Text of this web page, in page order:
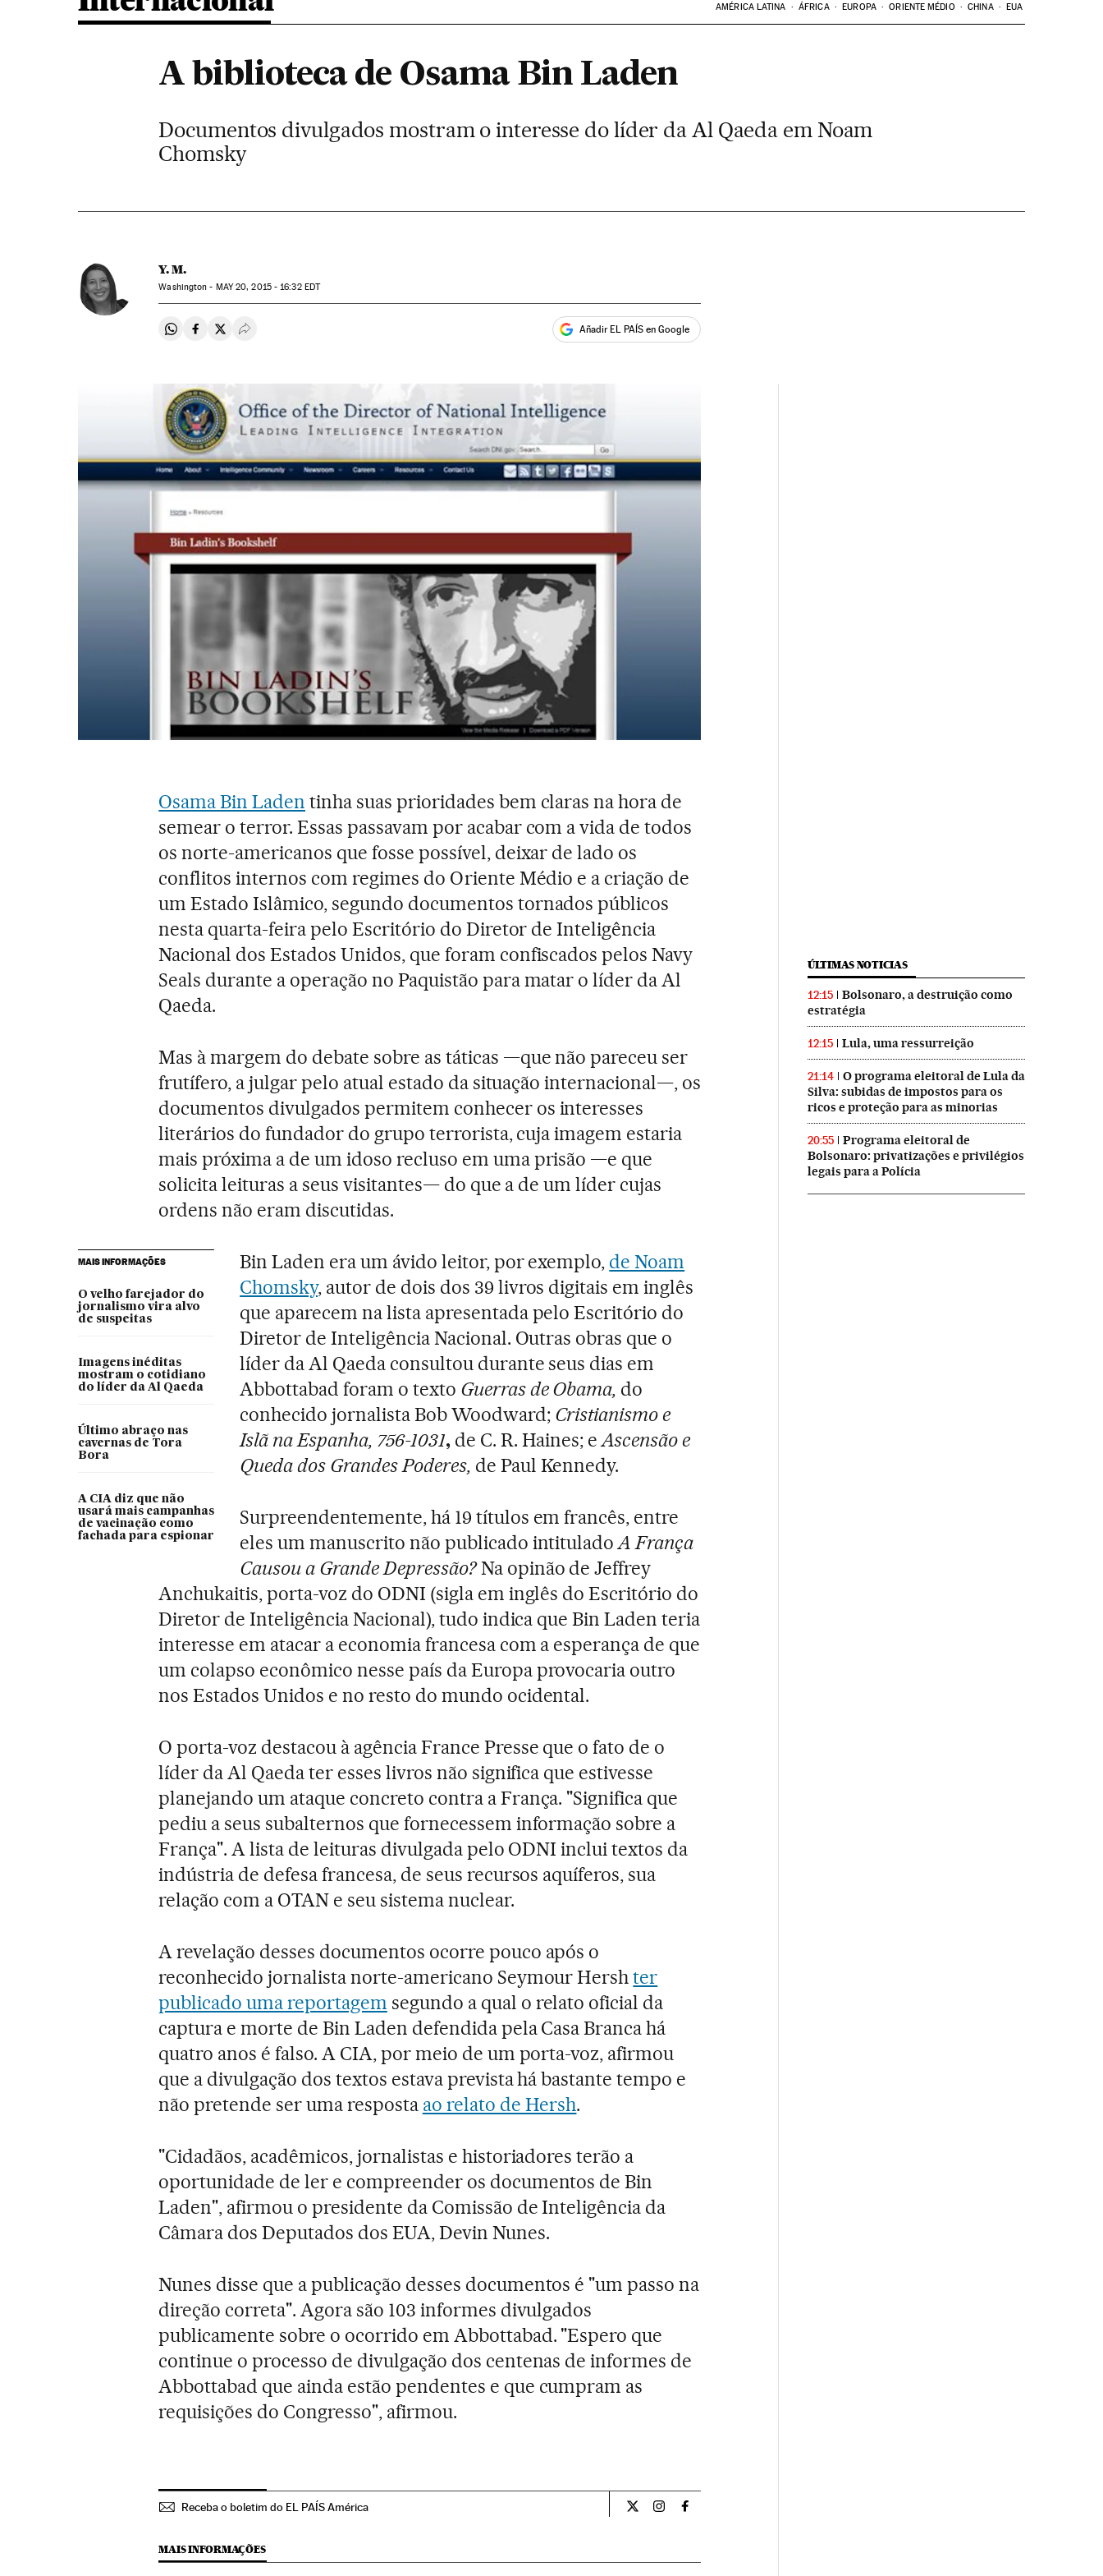
AMÉRICA LATINA ÁFRICA EUROPA ORIENTE MÉDIO CHINA EUA
A biblioteca de Osama Bin Laden
Documentos divulgados mostram o interesse do líder da Al Qaeda em Noam
Chomsky
Y. M.
Washington - MAY20, 2015 - 16:32EDT
Compartir en Whatsapp
Compartir en Facebook
Compartir en Twitter
Desplegar Redes Sociales Añadir EL PAÍS en Google
Osama Bin Laden tinha suas prioridades bem claras na hora de
semear o terror. Essas passavam por acabar com a vida de todos
os norte-americanos que fosse possível, deixar de lado os
conflitos internos com regimes do Oriente Médio e a criação de
um Estado Islâmico, segundo documentos tornados públicos
nesta quarta-feira pelo Escritório do Diretor de Inteligência
Nacional dos Estados Unidos, que foram confiscados pelos Navy
Seals durante a operação no Paquistão para matar o líder da Al
Qaeda.
Mas à margem do debate sobre as táticas —que não pareceu ser
frutífero, a julgar pelo atual estado da situação internacional—, os
documentos divulgados permitem conhecer os interesses
literários do fundador do grupo terrorista, cuja imagem estaria
mais próxima a de um idoso recluso em uma prisão —e que
solicita leituras a seus visitantes— do que a de um líder cujas
ordens não eram discutidas.
MAIS INFORMAÇÕES
O velho farejador do
jornalismo vira alvo
de suspeitas
Imagens inéditas
mostram o cotidiano
do líder da Al Qaeda
Último abraço nas
cavernas de Tora
Bora
A CIA diz que não
usará mais campanhas
de vacinação como
fachada para espionar
Bin Laden era um ávido leitor, por exemplo, de Noam
Chomsky, autor de dois dos 39 livros digitais em inglês
que aparecem na lista apresentada pelo Escritório do
Diretor de Inteligência Nacional. Outras obras que o
líder da Al Qaeda consultou durante seus dias em
Abbottabad foram o texto Guerras de Obama, do
conhecido jornalista Bob Woodward; Cristianismo e
Islã na Espanha, 756-1031, de C. R. Haines; eAscensão e
Queda dos Grandes Poderes, de Paul Kennedy.
Surpreendentemente, há 19 títulos em francês, entre
eles um manuscrito não publicado intituladoA França
Causou a Grande Depressão?Na opinão de Jeffrey
Anchukaitis, porta-voz do ODNI (sigla em inglês do Escritório do
Diretor de Inteligência Nacional), tudo indica que Bin Laden teria
interesse em atacar a economia francesa com a esperança de que
um colapso econômico nesse país da Europa provocaria outro
nos Estados Unidos e no resto do mundo ocidental.
O porta-voz destacou à agência France Presse que o fato de o
líder da Al Qaeda ter esses livros não significa que estivesse
planejando um ataque concreto contra a França. "Significa que
pediu a seus subalternos que fornecessem informação sobre a
França". A lista de leituras divulgada pelo ODNI inclui textos da
indústria de defesa francesa, de seus recursos aquíferos, sua
relação com a OTAN e seu sistema nuclear.
A revelação desses documentos ocorre pouco após o
reconhecido jornalista norte-americano Seymour Hershter
publicado uma reportagem segundo a qual o relato oficial da
captura e morte de Bin Laden defendida pela Casa Branca há
quatro anos é falso. A CIA, por meio de um porta-voz, afirmou
que a divulgação dos textos estava prevista há bastante tempo e
não pretende ser uma resposta ao relato de Hersh.
"Cidadãos, acadêmicos, jornalistas e historiadores terão a
oportunidade de ler e compreender os documentos de Bin
Laden", afirmou o presidente da Comissão de Inteligência da
Câmara dos Deputados dos EUA, Devin Nunes.
Nunes disse que a publicação desses documentos é "um passo na
direção correta". Agora são 103 informes divulgados
publicamente sobre o ocorrido em Abbottabad. "Espero que
continue o processo de divulgação dos centenas de informes de
Abbottabad que ainda estão pendentes e que cumpram as
requisições do Congresso", afirmou.
Receba o boletim do EL PAÍS América Internacional El País Brasil en Twitter
Internacional El País Brasil en Instagram
Internacional El País Brasil en Facebook
MAIS INFORMAÇÕES
ÚLTIMAS NOTICIAS
12:15
Bolsonaro, a destruição como
estratégia
12:15 Lula, uma ressurreição
21:14
O programa eleitoral de Lula da
Silva: subidas de impostos para os
ricos e proteção para as minorias
20:55
Programa eleitoral de
Bolsonaro: privatizações e privilégios
legais para a Polícia